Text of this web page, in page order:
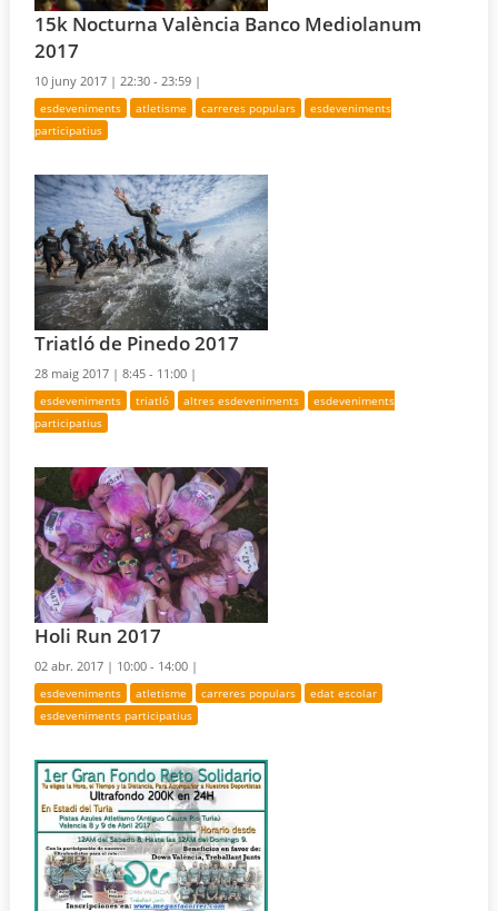
15k Nocturna València Banco Mediolanum
2017
10 juny 2017 | 22:30 - 23:59 |
esdeveniments atletisme carreres populars
esdeveniments
participatius
Triatló de Pinedo 2017
28 maig 2017 |8:45 - 11:00 |
esdeveniments triatló altres esdeveniments
esdeveniments
participatius
Holi Run 2017
02 abr. 2017 | 10:00 - 14:00 |
esdeveniments atletisme carreres populars
edat escolar
esdeveniments participatius